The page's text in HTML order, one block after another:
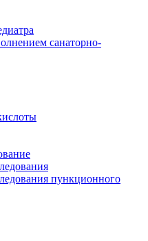
санаторно-
пункционного